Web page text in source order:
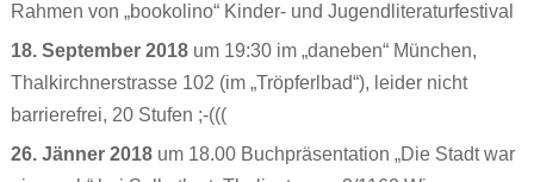
PS:
Rahmen von „bookolino“ Kinder- und Jugendliteraturfestival
18. September 2018um 19:30 im „daneben“ München,
Thalkirchnerstrasse 102 (im „Tröpferlbad“), leider nicht
barrierefrei, 20 Stufen ;-(((
26. Jänner 2018um 18.00 Buchpräsentation „Die Stadt war